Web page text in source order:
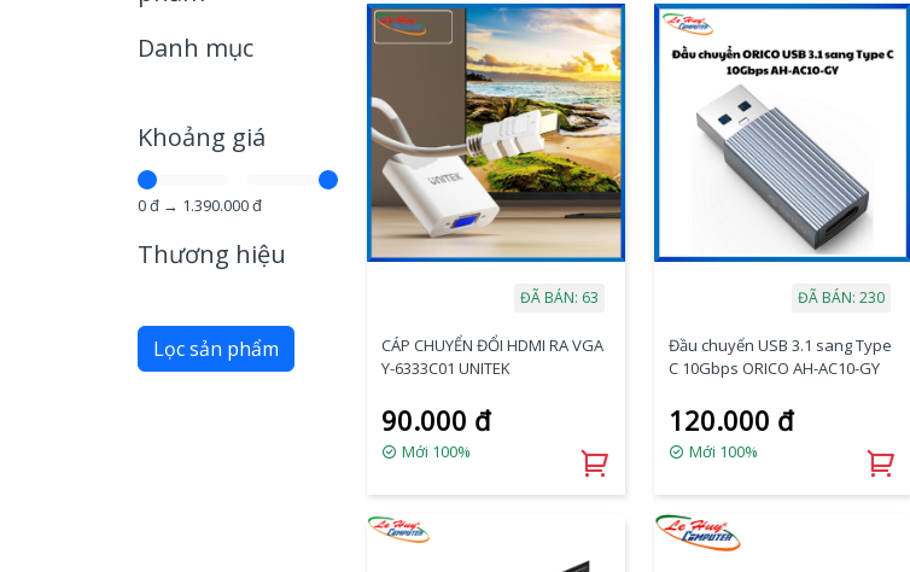
Danh mục
Khoảng giá
0đ → 1.390.000đ
Thương hiệu
Lọc sản phẩm
ĐÃ BÁN: 63
CÁP CHUYỂN ĐỔI HDMI RA VGA
Y-6333C01 UNITEK
90.000 đ
Mới 100%
ĐÃ BÁN: 230
Đầu chuyển USB 3.1 sang Type
C 10Gbps ORICO AH-AC10-GY
120.000 đ
Mới 100%